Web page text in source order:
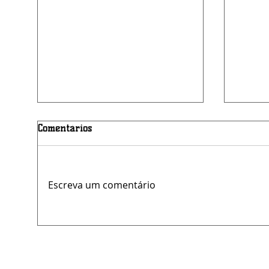
logísticas integradas na
conquista dois
Comentários
Escreva um comentário